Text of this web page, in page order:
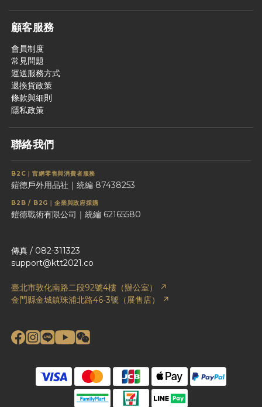
顧客服務
會員制度
常見問題
運送服務方式
退換貨政策
條款與細則
隱私政策
聯絡我們
B2C｜官網零售與消費者服務
鎧德戶外用品社｜統編 87438253
B2B / B2G｜企業與政府採購
鎧德戰術有限公司｜統編 62165580
傳真 / 082-311323
support@ktt2021.co
臺北市敦化南路二段92號4樓（辦公室） ↗
金門縣金城鎮珠浦北路46-3號（展售店） ↗